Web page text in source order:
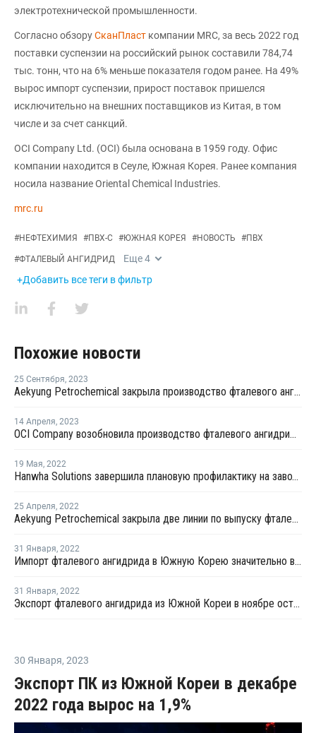
электротехнической промышленности.
Согласно обзоруСканПласт компании MRC, за весь 2022 год
поставки суспензии на российский рынок составили 784,74
тыс. тонн, что на 6% меньше показателя годом ранее. На 49%
вырос импорт суспензии, прирост поставок пришелся
исключительно на внешних поставщиков из Китая, в том
числе и за счет санкций.
OCI Company Ltd. (OCI) была основана в 1959 году. Офис
компании находится в Сеуле, Южная Корея. Ранее компания
носила название Oriental Chemical Industries.
mrc.ru
#НЕФТЕХИМИЯ #ПВХ-С #ЮЖНАЯ КОРЕЯ #НОВОСТЬ #ПВХ
#ФТАЛЕВЫЙ АНГИДРИД Еще4
+Добавить все теги в фильтр
Похожие новости
25 Сентября, 2023
Aekyung Petrochemical закрыла производство фталевого ангидрида на ремонт
14 Апреля, 2023
OCI Company возобновила производство фталевого ангидрида в Южной Корее после ремонта
19 Мая, 2022
Hanwha Solutions завершила плановую профилактику на заводе фталевого ангидрида в Ульсане
25 Апреля, 2022
Aekyung Petrochemical закрыла две линии по выпуску фталевого ангидрида на ремонт
31 Января, 2022
Импорт фталевого ангидрида в Южную Корею значительно вырос в ноябре 2021 года
31 Января, 2022
Экспорт фталевого ангидрида из Южной Кореи в ноябре остался на уровне предыдущего года
30 Января, 2023
Экспорт ПК из Южной Кореи в декабре
2022 года вырос на 1,9%